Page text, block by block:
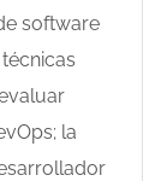
software
la